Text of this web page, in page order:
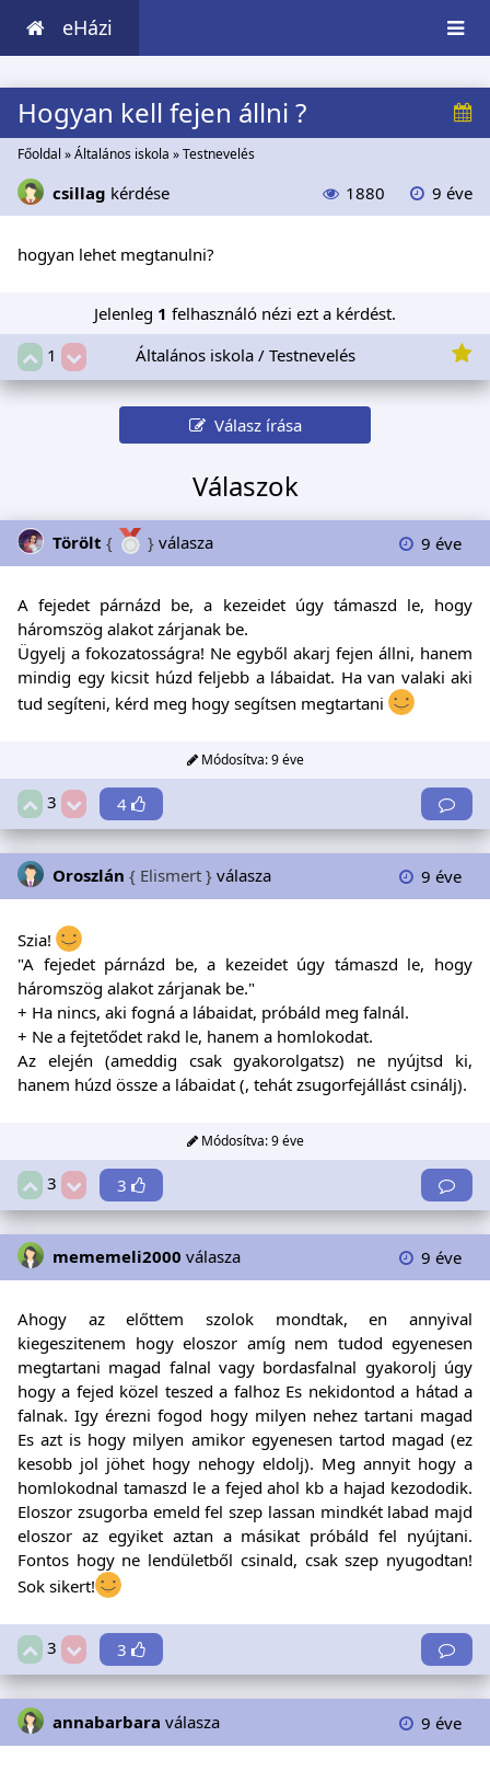
eHázi
Hogyan kell fejen állni ?
Főoldal »Általános iskola »Testnevelés
csillag kérdése 1880 9 éve
hogyan lehet megtanulni?
Jelenleg 1 felhasználó nézi ezt a kérdést.
1
Általános iskola / Testnevelés
Válasz írása
Válaszok
Törölt { } válasza 9 éve
A fejedet párnázd be, a kezeidet úgy támaszd le, hogy
háromszög alakot zárjanak be.
Ügyelj a fokozatosságra! Ne egyből akarj fejen állni, hanem
mindig egy kicsit húzd feljebb a lábaidat. Ha van valaki aki
tud segíteni, kérd meg hogy segítsen megtartani
Módosítva:9 éve
3 4
Oroszlán { Elismert } válasza 9 éve
Szia!
"A fejedet párnázd be, a kezeidet úgy támaszd le, hogy
háromszög alakot zárjanak be."
+ Ha nincs, aki fogná a lábaidat, próbáld meg falnál.
+ Ne a fejtetődet rakd le, hanem a homlokodat.
Az elején (ameddig csak gyakorolgatsz) ne nyújtsd ki,
hanem húzd össze a lábaidat (, tehát zsugorfejállást csinálj).
Módosítva:9 éve
3 3
mememeli2000 válasza 9 éve
Ahogy az előttem szolok mondtak, en annyival
kiegeszitenem hogy eloszor amíg nem tudod egyenesen
megtartani magad falnal vagy bordasfalnal gyakorolj úgy
hogy a fejed közel teszed a falhoz Es nekidontod a hátad a
falnak. Igy érezni fogod hogy milyen nehez tartani magad
Es azt is hogy milyen amikor egyenesen tartod magad (ez
kesobb jol jöhet hogy nehogy eldolj). Meg annyit hogy a
homlokodnal tamaszd le a fejed ahol kb a hajad kezododik.
Eloszor zsugorba emeld fel szep lassan mindkét labad majd
eloszor az egyiket aztan a másikat próbáld fel nyújtani.
Fontos hogy ne lendületből csinald, csak szep nyugodtan!
Sok sikert!
3 3
annabarbara válasza 9 éve